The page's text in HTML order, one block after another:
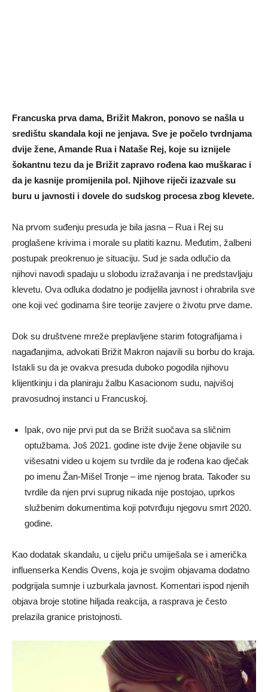
Francuska prva dama, Brižit Makron, ponovo se našla u
središtu skandala koji ne jenjava. Sve je počelo tvrdnjama
dvije žene, Amande Rua i Nataše Rej, koje su iznijele
šokantnu tezu da je Brižit zapravo rođena kao muškarac i
da je kasnije promijenila pol. Njihove riječi izazvale su
buru u javnosti i dovele do sudskog procesa zbog klevete.
Na prvom suđenju presuda je bila jasna – Rua i Rej su
proglašene krivima i morale su platiti kaznu. Međutim, žalbeni
postupak preokrenuo je situaciju. Sud je sada odlučio da
njihovi navodi spadaju u slobodu izražavanja i ne predstavljaju
klevetu. Ova odluka dodatno je podijelila javnost i ohrabrila sve
one koji već godinama šire teorije zavjere o životu prve dame.
Dok su društvene mreže preplavljene starim fotografijama i
nagađanjima, advokati Brižit Makron najavili su borbu do kraja.
Istakli su da je ovakva presuda duboko pogodila njihovu
klijentkinju i da planiraju žalbu Kasacionom sudu, najvišoj
pravosudnoj instanci u Francuskoj.
Ipak, ovo nije prvi put da se Brižit suočava sa sličnim
optužbama. Još 2021. godine iste dvije žene objavile su
višesatni video u kojem su tvrdile da je rođena kao dječak
po imenu Žan-Mišel Tronje – ime njenog brata. Također su
tvrdile da njen prvi suprug nikada nije postojao, uprkos
službenim dokumentima koji potvrđuju njegovu smrt 2020.
godine.
Kao dodatak skandalu, u cijelu priču umiješala se i američka
influenserka Kendis Ovens, koja je svojim objavama dodatno
podgrijala sumnje i uzburkala javnost. Komentari ispod njenih
objava broje stotine hiljada reakcija, a rasprava je često
prelazila granice pristojnosti.